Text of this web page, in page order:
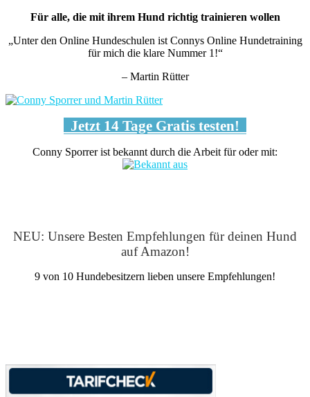
Für alle, die mit ihrem Hund richtig trainieren wollen
„Unter den Online Hundeschulen ist Connys Online Hundetraining
für mich die klare Nummer 1!“
– Martin Rütter
Jetzt 14 Tage Gratis testen!
Conny Sporrer ist bekannt durch die Arbeit für oder mit:
NEU: Unsere Besten Empfehlungen für deinen Hund
auf Amazon!
9 von 10 Hundebesitzern lieben unsere Empfehlungen!